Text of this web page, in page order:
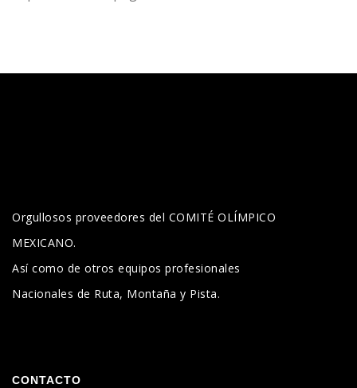
Orgullosos proveedores del COMITÉ OLÍMPICO
MEXICANO.
Así como de otros equipos profesionales
Nacionales de Ruta, Montaña y Pista.
CONTACTO